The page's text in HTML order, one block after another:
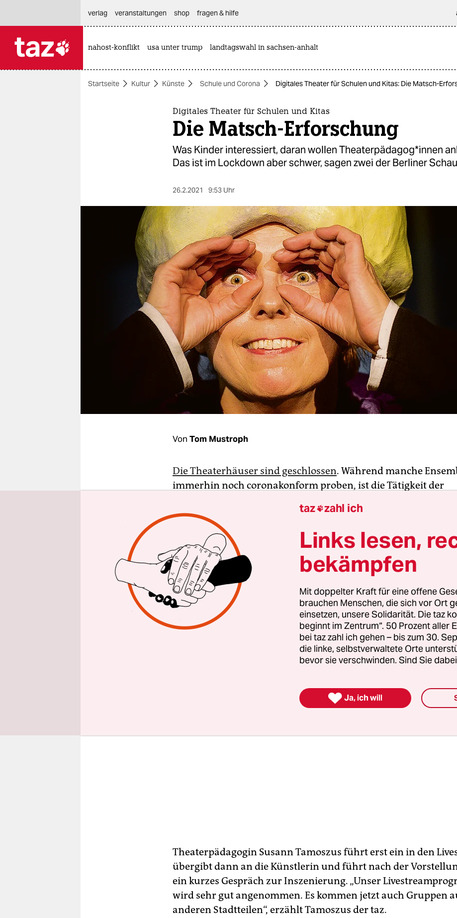
themen
verlag
veranstaltungen shop fragen & hilfe
nahost-konflikt usa unter trump landtagswahl in sachsen-anhalt
Startseite Kultur Künste Schule und Corona Digitales Theater für Schulen und Kitas: Die Matsch-
Digitales Theater für Schulen und Kitas
Die Matsch-Erforschung
Was Kinder interessiert, daran wollen Thea­ter­päd­ago­g*in­nen
Das ist im Lockdown aber schwer, sagen zwei der Berliner
26.2.2021 9:53 Uhr
Von Tom Mustroph
Die Theaterhäuser sind geschlossen. Während manche
immerhin noch coronakonform proben, ist die Tätigkeit der
In freien Institutionen wie etwa der Berliner Schaubude
Theaterpädagoginnen Susann Tamoszus und Franziska Burnay
Pereira dennoch so viel Programm wie möglich für Kinder
Jugendlichen anzubieten.
Und so erscheint die Puppenspielerin Susanne Olbrich als
„Wackelzahnfee“ auf den Monitoren der Laptops in den
vieler Kitas sowie den elterlichen daheim. Olbrich tritt live in
Schaubude auf. Nur die Tech­ni­ke­r*in­nen für Licht, Ton und
Theaterpädagogin Susann Tamoszus führt erst ein in den
übergibt dann an die Künstlerin und führt nach der
ein kurzes Gespräch zur Inszenierung. „Unser
wird sehr gut angenommen. Es kommen jetzt auch Gruppen
anderen Stadtteilen“, erzählt Tamoszus der taz.
taz zahl ich
Links lesen,
bekämpfen
Mit doppelter Kraft für eine offene
brauchen Menschen, die sich vor Ort
einsetzen, unsere Solidarität. Die taz
beginnt im Zentrum“. 50 Prozent aller
bei taz zahl ich gehen – bis zum 30.
die linke, selbstverwaltete Orte
bevor sie verschwinden. Sind Sie
 Ja, ich will